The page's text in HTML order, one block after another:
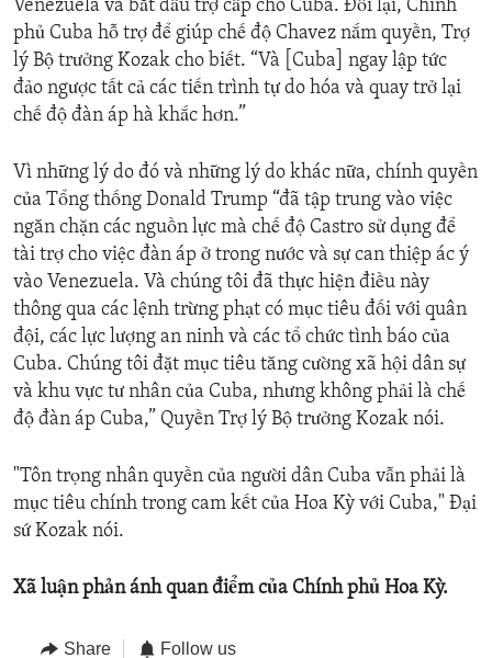
Venezuela và bắt đầu trợ cấp cho Cuba. Đổi lại, Chính
phủ Cuba hỗ trợ để giúp chế độ Chavez nắm quyền, Trợ
lý Bộ trưởng Kozak cho biết. “Và [Cuba] ngay lập tức
đảo ngược tất cả các tiến trình tự do hóa và quay trở lại
chế độ đàn áp hà khắc hơn.”
Vì những lý do đó và những lý do khác nữa, chính quyền
của Tổng thống Donald Trump “đã tập trung vào việc
ngăn chặn các nguồn lực mà chế độ Castro sử dụng để
tài trợ cho việc đàn áp ở trong nước và sự can thiệp ác ý
vào Venezuela. Và chúng tôi đã thực hiện điều này
thông qua các lệnh trừng phạt có mục tiêu đối với quân
đội, các lực lượng an ninh và các tổ chức tình báo của
Cuba. Chúng tôi đặt mục tiêu tăng cường xã hội dân sự
và khu vực tư nhân của Cuba, nhưng không phải là chế
độ đàn áp Cuba,” Quyền Trợ lý Bộ trưởng Kozak nói.
"Tôn trọng nhân quyền của người dân Cuba vẫn phải là
mục tiêu chính trong cam kết của Hoa Kỳ với Cuba," Đại
sứ Kozak nói.
Xã luận phản ánh quan điểm của Chính phủ Hoa Kỳ.
Share Follow us